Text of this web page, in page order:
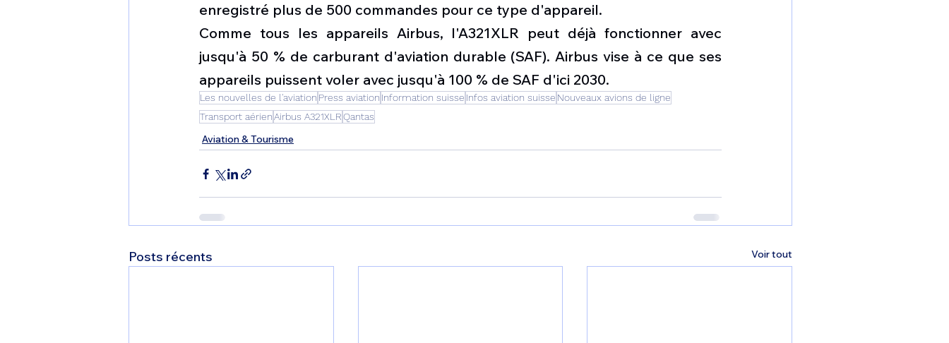
enregistré plus de 500 commandes pour ce type d'appareil.
Comme tous les appareils Airbus, l'A321XLR peut déjà fonctionner avec
jusqu'à 50 % de carburant d'aviation durable (SAF). Airbus vise à ce que ses
appareils puissent voler avec jusqu'à 100 % de SAF d'ici 2030.
Les nouvelles de l'aviation Press aviation Information suisse Infos aviation suisse Nouveaux avions de ligne
Transport aérienAirbus A321XLRQantas
Aviation & Tourisme
Posts récents Voir tout